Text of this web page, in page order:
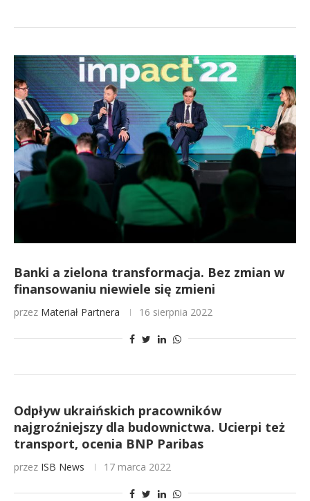
Banki a zielona transformacja. Bez zmian w
finansowaniu niewiele się zmieni
przez Materiał Partnera 16 sierpnia 2022
Odpływ ukraińskich pracowników
najgroźniejszy dla budownictwa. Ucierpi też
transport, ocenia BNP Paribas
przez ISB News 17 marca 2022